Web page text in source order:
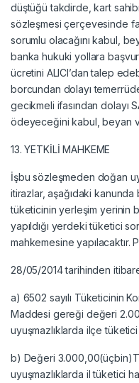
düştüğü takdirde, kart
sözleşmesi çerçevesinde
sorumlu olacağını kabul,
banka hukuki yollara
ücretini ALICI’dan talep
borcundan dolayı
gecikmeli ifasından dolayı
ödeyeceğini kabul, beyan
13. YETKİLİ MAHKEME
İşbu sözleşmeden doğan
itirazlar, aşağıdaki kanunda
tüketicinin yerleşim yerinin
yapıldığı yerdeki tüketici
mahkemesine yapılacaktır.
28/05/2014 tarihinden
a) 6502 sayılı Tüketicinin
Maddesi gereği değeri
uyuşmazlıklarda ilçe
b) Değeri
uyuşmazlıklarda il tüketici